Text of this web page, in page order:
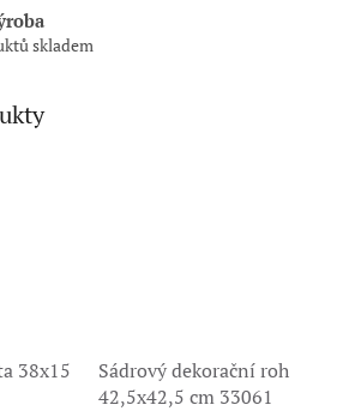
skladem
38x15
Sádrový dekorační roh
42,5x42,5 cm 33061